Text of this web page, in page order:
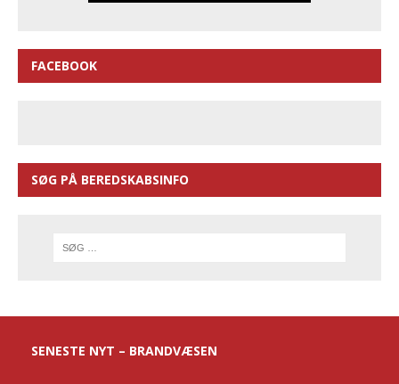
FACEBOOK
SØG PÅ BEREDSKABSINFO
SENESTE NYT – BRANDVÆSEN